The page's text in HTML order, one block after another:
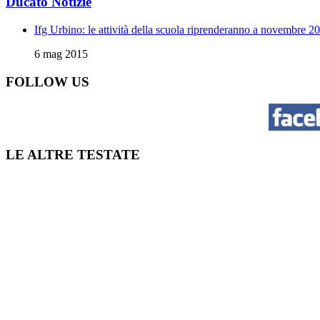
Ifg Urbino: le attività della scuola riprenderanno a novembre
6 mag 2015
FOLLOW US
LE ALTRE TESTATE